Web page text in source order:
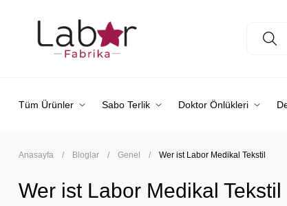
Tüm Ürünler Sabo Terlik Doktor Önlükleri
Anasayfa Bloglar Genel Wer ist Labor Medikal Tekstil
Wer ist Labor Medikal Tekstil